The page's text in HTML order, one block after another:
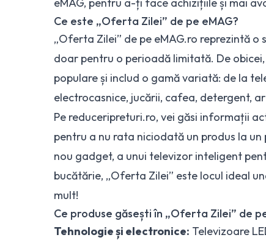
Ce este „Oferta Zilei” de pe eMAG?
„Oferta Zilei” de pe eMAG.ro reprezintă
doar pentru o perioadă limitată. De
populare și includ o gamă variată: de la
electrocasnice, jucării, cafea, detergent,
Pe reduceripreturi.ro, vei găsi informații
pentru a nu rata niciodată un produs la
nou gadget, a unui televizor inteligent
bucătărie, „Oferta Zilei” este locul ideal
mult!
Ce produse găsești în „Oferta Zilei” de
Tehnologie și electronice: Televizoare